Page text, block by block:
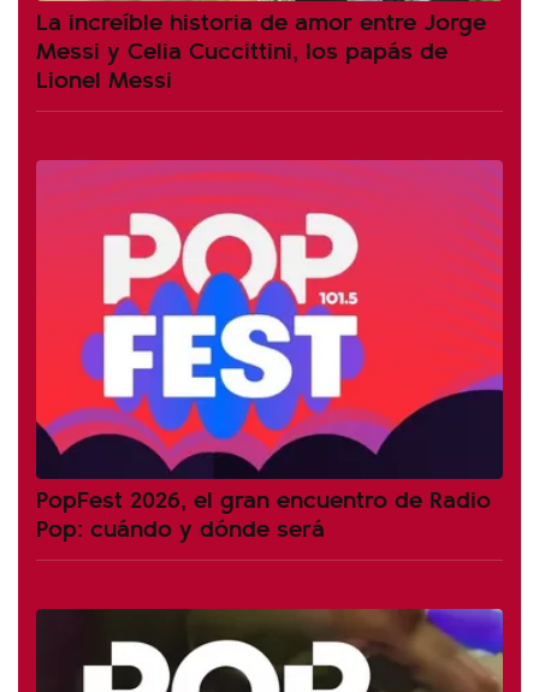
La increíble historia de amor entre Jorge
Messi y Celia Cuccittini, los papás de
Lionel Messi
PopFest 2026, el gran encuentro de Radio
Pop: cuándo y dónde será